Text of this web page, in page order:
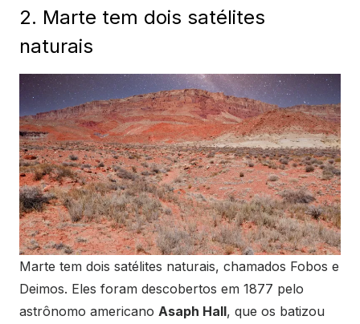
2. Marte tem dois satélites
naturais
Marte tem dois satélites naturais, chamados Fobos e
Deimos. Eles foram descobertos em 1877 pelo
astrônomo americano Asaph Hall, que os batizou